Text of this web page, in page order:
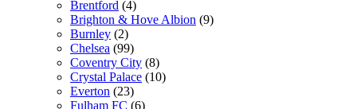
Brentford (4)
Brighton & Hove Albion (9)
Burnley (2)
Chelsea (99)
Coventry City (8)
Crystal Palace (10)
Everton (23)
Fulham FC (6)